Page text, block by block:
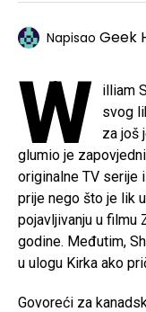
Napisao Geek
W
illiam
svog
za još
glumio je
originalne TV serije
prije nego što je lik
pojavljivanju u filmu
godine. Međutim,
u ulogu Kirka ako
Govoreći za